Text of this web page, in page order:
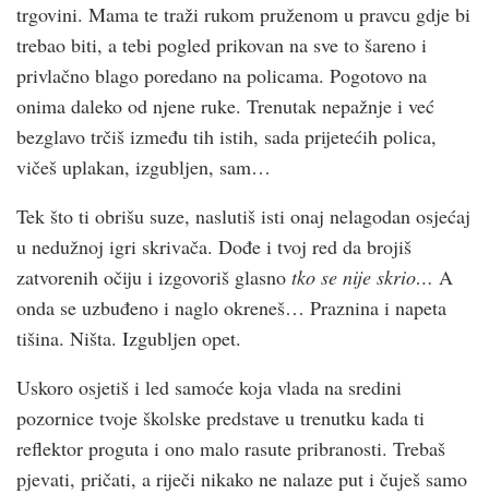
trgovini. Mama te traži rukom pruženom u pravcu gdje bi
trebao biti, a tebi pogled prikovan na sve to šareno i
privlačno blago poredano na policama. Pogotovo na
onima daleko od njene ruke. Trenutak nepažnje i već
bezglavo trčiš između tih istih, sada prijetećih polica,
vičeš uplakan, izgubljen, sam…
Tek što ti obrišu suze, naslutiš isti onaj nelagodan osjećaj
u nedužnoj igri skrivača. Dođe i tvoj red da brojiš
zatvorenih očiju i izgovoriš glasno tko se nije skrio… A
onda se uzbuđeno i naglo okreneš… Praznina i napeta
tišina. Ništa. Izgubljen opet.
Uskoro osjetiš i led samoće koja vlada na sredini
pozornice tvoje školske predstave u trenutku kada ti
reflektor proguta i ono malo rasute pribranosti. Trebaš
pjevati, pričati, a riječi nikako ne nalaze put i čuješ samo